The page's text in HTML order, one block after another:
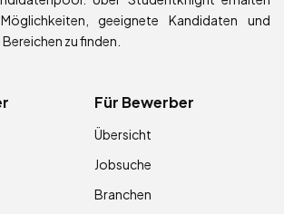
geeignete Kandidaten und
zu finden.
Für Bewerber
Übersicht
Jobsuche
Branchen